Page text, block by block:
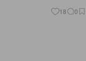
18 0